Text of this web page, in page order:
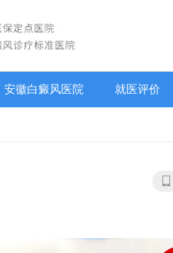
安徽白癜风医院 就医评价